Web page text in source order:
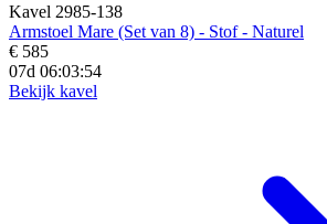
Kavel 2985-138
Armstoel Mare (Set van 8) - Stof - Naturel
€ 585
07d 06:03:52
Bekijk kavel